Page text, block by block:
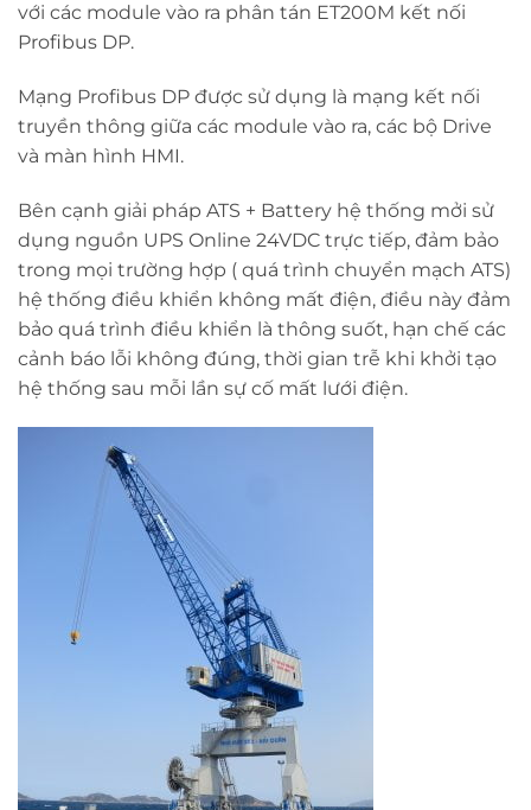
với các module vào ra phân tán ET200M kết nối
Profibus DP.
Mạng Profibus DP được sử dụng là mạng kết nối
truyền thông giữa các module vào ra, các bộ Drive
và màn hình HMI.
Bên cạnh giải pháp ATS + Battery hệ thống mởi sử
dụng nguồn UPS Online 24VDC trực tiếp, đảm bảo
trong mọi trường hợp ( quá trình chuyển mạch ATS)
hệ thống điều khiển không mất điện, điều này đảm
bảo quá trình điều khiển là thông suốt, hạn chế các
cảnh báo lỗi không đúng, thời gian trễ khi khởi tạo
hệ thống sau mỗi lần sự cố mất lưới điện.